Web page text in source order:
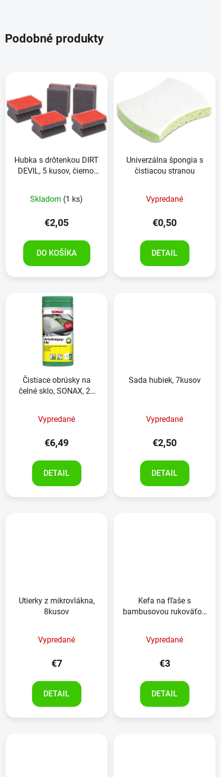
Podobné produkty
Hubka s drôtenkou DIRT
DEVIL, 5 kusov, čierno-
Skladom (1 ks)
€2,05
DO KOŠÍKA
Univerzálna špongia s
čistiacou stranou
Vypredané
€0,50
DETAIL
Čistiace obrúsky na
čelné sklo, SONAX, 25
Vypredané
€6,49
DETAIL
Sada hubiek, 7kusov
Vypredané
€2,50
DETAIL
Utierky z mikrovlákna,
8kusov
Vypredané
€7
DETAIL
Kefa na fľaše s
bambusovou rukoväťou
Vypredané
€3
DETAIL